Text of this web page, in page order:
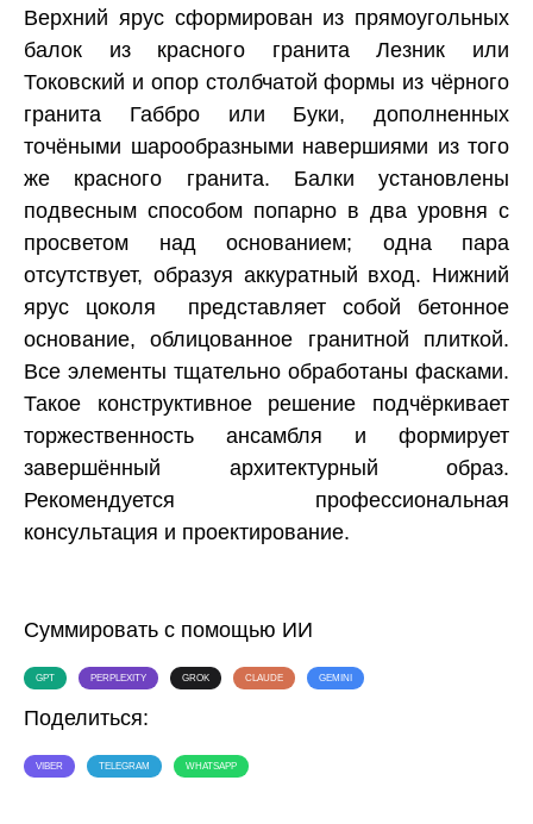
Верхний ярус сформирован из прямоугольных
балок из красного гранита Лезник или
Токовский и опор столбчатой формы из чёрного
гранита Габбро или Буки, дополненных
точёными шарообразными навершиями из того
же красного гранита. Балки установлены
подвесным способом попарно в два уровня с
просветом над основанием; одна пара
отсутствует, образуя аккуратный вход. Нижний
ярус цоколя представляет собой бетонное
основание, облицованное гранитной плиткой.
Все элементы тщательно обработаны фасками.
Такое конструктивное решение подчёркивает
торжественность ансамбля и формирует
завершённый архитектурный образ.
Рекомендуется профессиональная
консультация и проектирование.
Суммировать с помощью ИИ
GPT PERPLEXITY GROK CLAUDE GEMINI
Поделиться:
VIBER TELEGRAM WHATSAPP